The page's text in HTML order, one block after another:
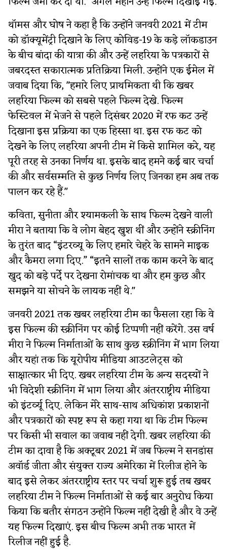
थॉमस और घोष ने कहा है कि उन्होंने जनवरी 2021 में टीम
को डॉक्यूमेंट्री दिखाने के लिए कोविड-19 के कड़े लॉकडाउन
के बीच बांदा की यात्रा की और उन्हें लहरिया के पत्रकारों से
जबरदस्त सकारात्मक प्रतिक्रिया मिली. उन्होंने एक ईमेल में
जवाब दिया कि, "हमारे लिए प्राथमिकता थी कि खबर
लहरिया फिल्म को सबसे पहले फिल्म देखे. फिल्म
फेस्टिवल में भेजने से पहले दिसंबर 2020 में रफ कट उन्हें
दिखाना इस प्रक्रिया का एक हिस्सा था. इस रफ कट को
देखने के लिए लहरिया अपनी टीम में किसे शामिल करे, यह
पूरी तरह से उनका निर्णय था. इसके बाद हमने कई बार चर्चा
की और सर्वसम्मति से कुछ निर्णय लिए जिनका हम अब तक
पालन कर रहे हैं."
कविता, सुनीता और श्यामकली के साथ फिल्म देखने वाली
मीरा ने बताया कि वे लोग बेहद खुश थीं और उन्होंने स्क्रीनिंग
के तुरंत बाद “इंटरव्यू के लिए हमारे चेहरे के सामने माइक
और कैमरा लगा दिए.” “इतने सालों तक काम करने के बाद
खुद को बड़े पर्दे पर देखना रोमांचक था और हम कुछ और
समझने या सोचने के लायक नहीं थे."
जनवरी 2021 तक खबर लहरिया टीम का फैसला रहा कि वे
इस फिल्म की स्क्रीनिंग पर कोई टिप्पणी नहीं करेंगे. उस वर्ष
मीरा ने फिल्म निर्माताओं के साथ कुछ स्क्रीनिंग में भाग लिया
और यहां तक ​​कि यूरोपीय मीडिया आउटलेट्स को
साक्षात्कार भी दिए. खबर लहरिया टीम के अन्य सदस्यों ने
भी विदेशी स्क्रीनिंग में भाग लिया और अंतरराष्ट्रीय मीडिया
को इंटर्व्यू दिए. लेकिन मेरे साथ-साथ अधिकांश प्रकाशनों
और पत्रकारों को स्पष्ट रूप से कहा गया था कि टीम फिल्म
पर किसी भी सवाल का जवाब नहीं देगी. खबर लहरिया की
टीम का दावा है कि अक्टूबर 2021 में जब फिल्म ने सनडांस
अवॉर्ड जीता और संयुक्त राज्य अमेरिका में रिलीज होने के
बाद इसे लेकर अंतरराष्ट्रीय स्तर पर चर्चा शुरू हुई तब खबर
लहरिया टीम ने फिल्म निर्माताओं से कई बार अनुरोध किया
किया कि बतौर संगठन उन्होंने फिल्म नहीं देखी है और वे उन्हें
यह फिल्म दिखाएं. इस बीच फिल्म अभी तक भारत में
रिलीज नहीं हुई है.